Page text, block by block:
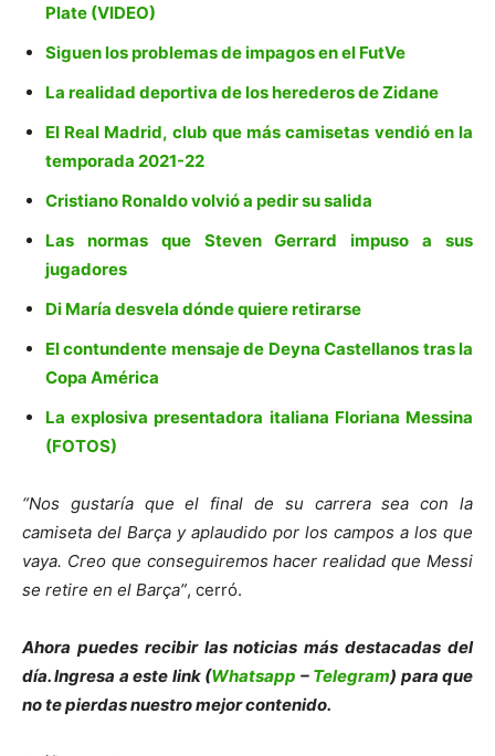
Plate (VIDEO)
Siguen los problemas de impagos en el FutVe
La realidad deportiva de los herederos de Zidane
El Real Madrid, club que más camisetas vendió en la
temporada 2021-22
Cristiano Ronaldo volvió a pedir su salida
Las normas que Steven Gerrard impuso a sus
jugadores
Di María desvela dónde quiere retirarse
El contundente mensaje de Deyna Castellanos tras la
Copa América
La explosiva presentadora italiana Floriana Messina
(FOTOS)
“Nos gustaría que el final de su carrera sea con la
camiseta del Barça y aplaudido por los campos a los que
vaya. Creo que conseguiremos hacer realidad que Messi
se retire en el Barça”, cerró.
Ahora puedes recibir las noticias más destacadas del
día. Ingresa a este link (Whatsapp – Telegram) para que
no te pierdas nuestro mejor contenido.